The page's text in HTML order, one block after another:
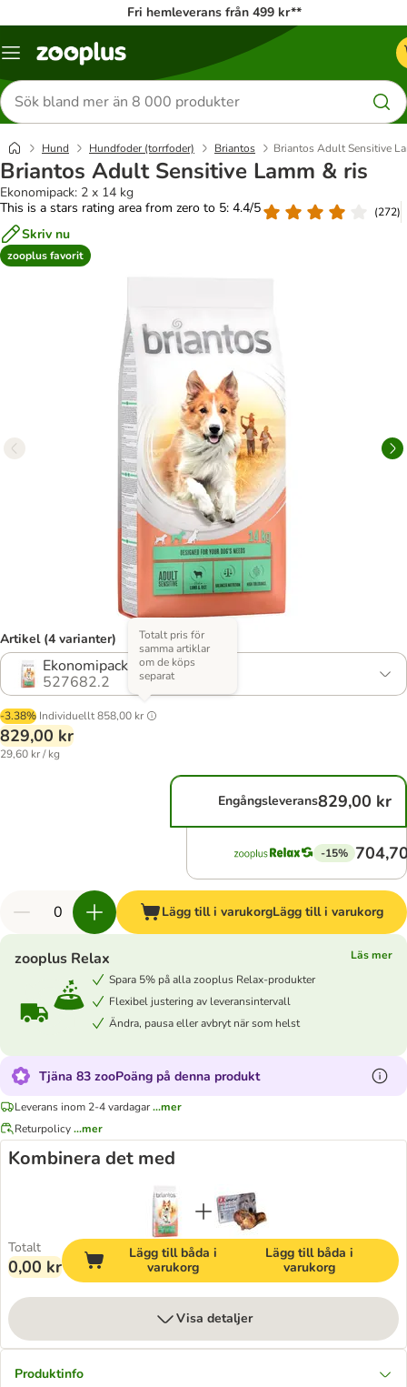
Fri hemleverans från 499 kr**
Katalogmeny
Sök
efter
produkter
Hund Hundfoder (torrfoder) Briantos Briantos Adult Sensitive
Briantos Adult Sensitive Lamm & ris
Ekonomipack: 2 x 14 kg
This is a stars rating area from zero to 5: 4.4/5
(272)
Skriv nu
zooplus favorit
Artikel (4 varianter)
Ekonomipack: 2 x 14 kg
527682.2
-3.38% Individuellt858,00 kr
Totalt pris för
samma artiklar
om de köps
separat
829,00 kr
29,60 kr / kg
Engångsleverans829,00 kr
-15%
Lägg till i varukorgLägg till i varukorg
zooplus Relax
Läs mer
Spara 5% på alla zooplus Relax-produkter
Flexibel justering av leveransintervall
Ändra, pausa eller avbryt när som helst
Tjäna 83 zooPoäng på denna produkt
Leverans inom 2-4 vardagar...mer
Returpolicy...mer
Kombinera det med
Totalt
0,00 kr
Lägg till båda i
varukorg
Lägg till båda i
varukorg
Visa detaljer
Produktinfo